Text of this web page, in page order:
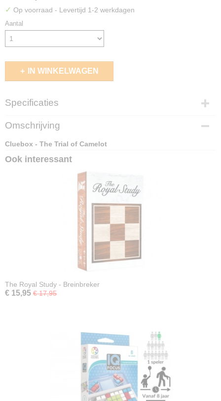
✓ Op voorraad - Levertijd 1-2 werkdagen
Aantal
IN WINKELWAGEN
Specificaties
EAN code
4270003036979
Omschrijving
Cluebox - The Trial of Camelot
Ook interessant
The Royal Study - Breinbreker
€ 15,95 € 17,95